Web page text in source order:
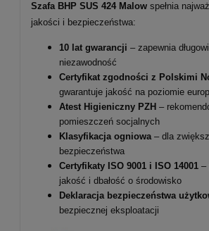
Szafa BHP SUS 424 Malow spełnia
jakości i bezpieczeństwa:
10 lat gwarancji – zapewnia
niezawodność
Certyfikat zgodności z Polskimi
gwarantuje jakość na poziomie
Atest Higieniczny PZH –
pomieszczeń socjalnych
Klasyfikacja ogniowa– dla
bezpieczeństwa
Certyfikaty ISO 9001 i ISO 14001 –
jakość i dbałość o środowisko
Deklaracja bezpieczeństwa
bezpiecznej eksploatacji